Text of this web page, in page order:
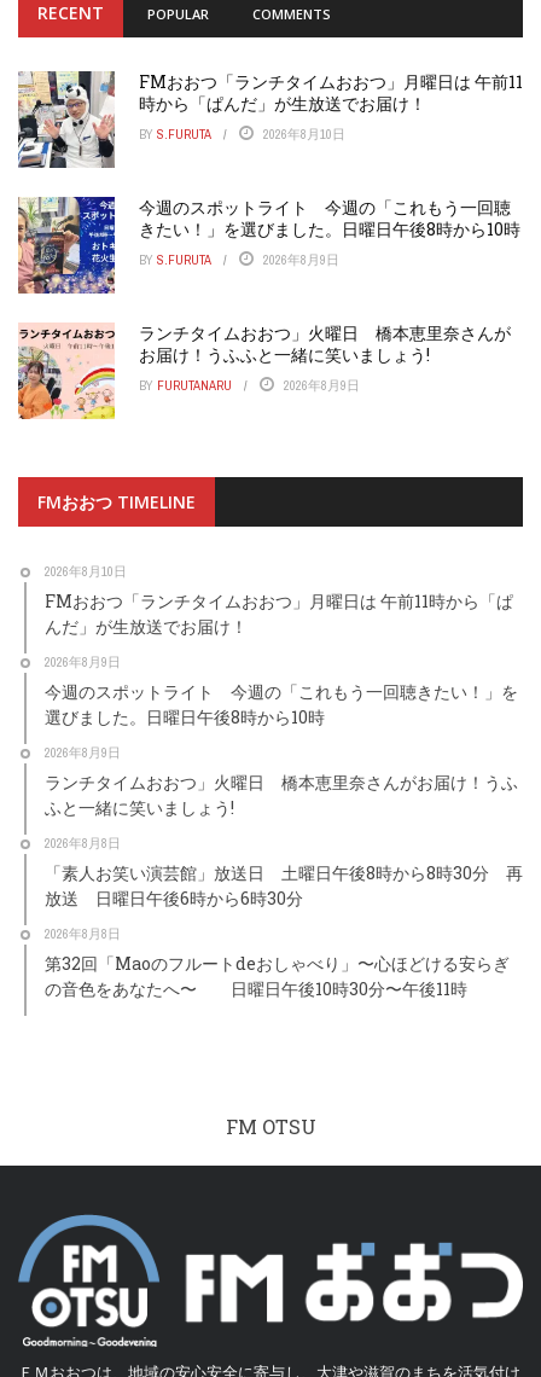
RECENT POPULAR COMMENTS
FMおおつ「ランチタイムおおつ」月曜日は 午前11
時から「ぱんだ」が生放送でお届け！
BY S.FURUTA 2026年8月10日
今週のスポットライト 今週の「これもう一回聴
きたい！」を選びました。日曜日午後8時から10時
BY S.FURUTA 2026年8月9日
ランチタイムおおつ」火曜日 橋本恵里奈さんが
お届け！うふふと一緒に笑いましょう!
BY FURUTANARU 2026年8月9日
FMおおつ TIMELINE
2026年8月10日
FMおおつ「ランチタイムおおつ」月曜日は 午前11時から「ぱ
んだ」が生放送でお届け！
2026年8月9日
今週のスポットライト 今週の「これもう一回聴きたい！」を
選びました。日曜日午後8時から10時
2026年8月9日
ランチタイムおおつ」火曜日 橋本恵里奈さんがお届け！うふ
ふと一緒に笑いましょう!
2026年8月8日
「素人お笑い演芸館」放送日 土曜日午後8時から8時30分 再
放送 日曜日午後6時から6時30分
2026年8月8日
第32回「Maoのフルートdeおしゃべり」〜心ほどける安らぎ
の音色をあなたへ〜 日曜日午後10時30分〜午後11時
FM OTSU
ＦＭおおつは、地域の安心安全に寄与し、大津や滋賀のまちを活気付け